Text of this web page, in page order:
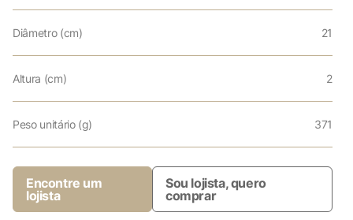
Diâmetro (cm) 21
Altura (cm) 2
Peso unitário (g) 371
Encontre um
lojista
Sou lojista, quero
comprar